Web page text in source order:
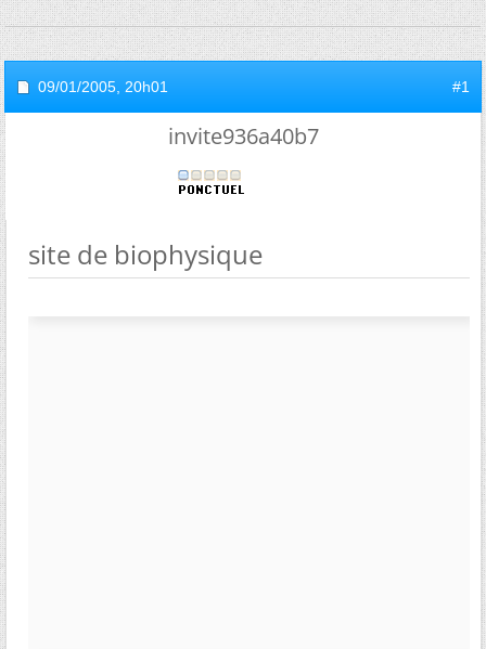
09/01/2005, 20h01 #1
invite936a40b7
site de biophysique